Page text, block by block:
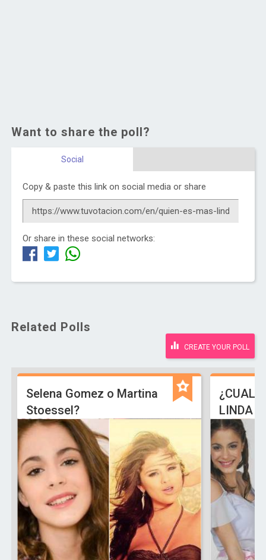
Want to share the poll?
Social
Copy & paste this link on social media or share
Or share in these social networks:
Related Polls
CREATE YOUR POLL
Selena Gomez o Martina
Stoessel?
¿CUAL
LINDA